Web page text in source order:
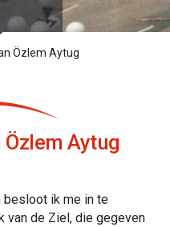
Özlem Aytug
Aytug
besloot ik me in te
van de Ziel, die gegeven